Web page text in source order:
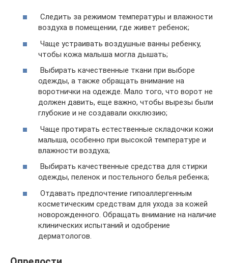
Следить за режимом температуры и влажности
воздуха в помещении, где живет ребенок;
Чаще устраивать воздушные ванны ребенку,
чтобы кожа малыша могла дышать;
Выбирать качественные ткани при выборе
одежды, а также обращать внимание на
воротнички на одежде. Мало того, что ворот не
должен давить, еще важно, чтобы вырезы были
глубокие и не создавали окклюзию;
Чаще протирать естественные складочки кожи
малыша, особенно при высокой температуре и
влажности воздуха;
Выбирать качественные средства для стирки
одежды, пеленок и постельного белья ребенка;
Отдавать предпочтение гипоаллергенным
косметическим средствам для ухода за кожей
новорожденного. Обращать внимание на наличие
клинических испытаний и одобрение
дерматологов.